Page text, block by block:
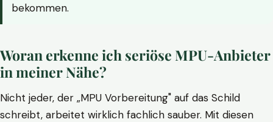
bekommen.
Woran erkenne ich seriöse MPU-Anbieter
in meiner Nähe?
Nicht jeder, der „MPU Vorbereitung" auf das Schild
schreibt, arbeitet wirklich fachlich sauber. Mit diesen